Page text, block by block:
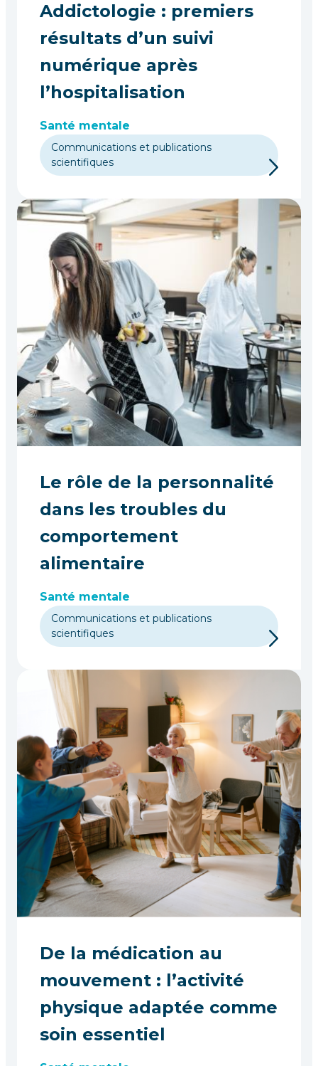
Addictologie : premiers
résultats d’un suivi
numérique après
l’hospitalisation
Santé mentale
Communications et publications
scientifiques
Le rôle de la personnalité
dans les troubles du
comportement
alimentaire
Santé mentale
Communications et publications
scientifiques
De la médication au
mouvement : l’activité
physique adaptée comme
soin essentiel